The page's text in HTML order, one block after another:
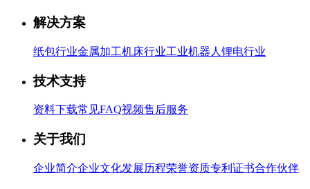
解决方案
纸包行业金属加工机床行业工业机器人 锂电行业
技术支持
资料下载常见FAQ视频售后服务
关于我们
企业简介企业文化发展历程荣誉资质专利证书合作伙伴